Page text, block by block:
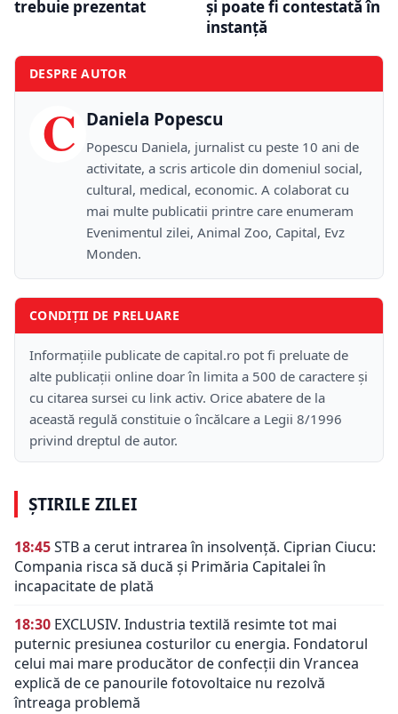
trebuie prezentat
și poate fi contestată în
instanță
DESPRE AUTOR
C Daniela Popescu
Popescu Daniela, jurnalist cu peste 10 ani de
activitate, a scris articole din domeniul social,
cultural, medical, economic. A colaborat cu
mai multe publicatii printre care enumeram
Evenimentul zilei, Animal Zoo, Capital, Evz
Monden.
CONDIȚII DE PRELUARE
Informațiile publicate de capital.ro pot fi preluate de
alte publicații online doar în limita a 500 de caractere și
cu citarea sursei cu link activ. Orice abatere de la
această regulă constituie o încălcare a Legii 8/1996
privind dreptul de autor.
ȘTIRILE ZILEI
18:45STB a cerut intrarea în insolvență. Ciprian Ciucu:
Compania risca să ducă și Primăria Capitalei în
incapacitate de plată
18:30 EXCLUSIV. Industria textilă resimte tot mai
puternic presiunea costurilor cu energia. Fondatorul
celui mai mare producător de confecții din Vrancea
explică de ce panourile fotovoltaice nu rezolvă
întreaga problemă